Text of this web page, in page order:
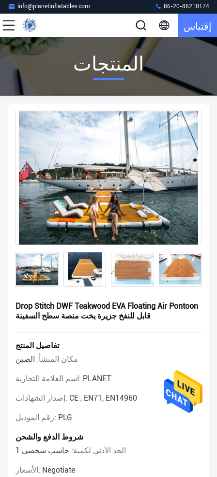
info@planetinflatables.com 86-20-86210174
إقتباس
المنتجات
Drop Stitch DWF Teakwood EVA Floating Air Pontoon
قابل للنفخ جزيرة يخت منصة سطح السفينة
تفاصيل المنتج
مكان المنشأ: الصين
اسم العلامة التجارية: PLANET
إصدار الشهادات: CE , EN71, EN14960
رقم الموديل: PLG
شروط الدفع والشحن
الحد الأدنى لكمية: حاسب شخصي 1
الأسعار: Negotiate